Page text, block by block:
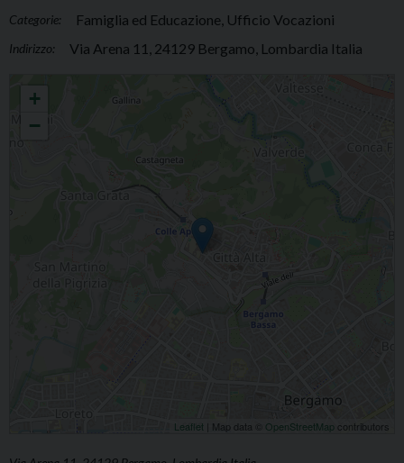
Categorie: Famiglia ed Educazione, Ufficio Vocazioni
Indirizzo: Via Arena 11, 24129 Bergamo, Lombardia Italia
+
−
Leaflet | Map data © OpenStreetMap contributors